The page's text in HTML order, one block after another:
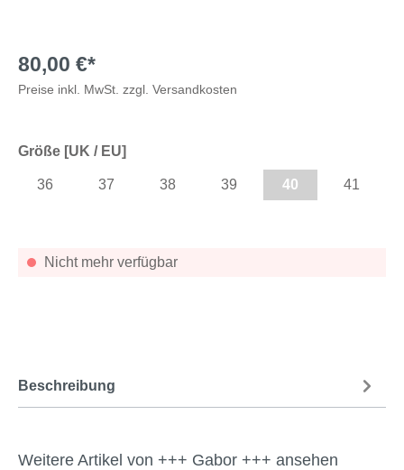
80,00 €*
Preise inkl. MwSt. zzgl. Versandkosten
Nicht mehr verfügbar
Größe [UK / EU]
36 37 38 39 40 41
Weitere Artikel von +++ Gabor +++ ansehen
Beschreibung